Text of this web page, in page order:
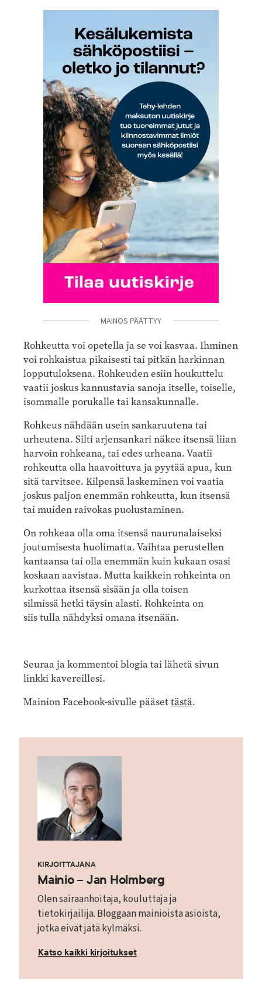
MAINOS PÄÄTTYY
Rohkeutta voi opetella ja se voi kasvaa. Ihminen
voi rohkaistua pikaisesti tai pitkän harkinnan
lopputuloksena. Rohkeuden esiin houkuttelu
vaatii joskus kannustavia sanoja itselle, toiselle,
isommalle porukalle tai kansakunnalle.
Rohkeus nähdään usein sankaruutena tai
urheutena. Silti arjensankari näkee itsensä liian
harvoin rohkeana, tai edes urheana. Vaatii
rohkeutta olla haavoittuva ja pyytää apua, kun
sitä tarvitsee. Kilpensä laskeminen voi vaatia
joskus paljon enemmän rohkeutta, kun itsensä
tai muiden raivokas puolustaminen.
On rohkeaa olla oma itsensä naurunalaiseksi
joutumisesta huolimatta. Vaihtaa perustellen
kantaansa tai olla enemmän kuin kukaan osasi
koskaan aavistaa. Mutta kaikkein rohkeinta on
kurkottaa itsensä sisään ja olla toisen
silmissä hetki täysin alasti. Rohkeinta on
siis tulla nähdyksi omana itsenään.
Seuraa ja kommentoi blogia tai lähetä sivun
linkki kavereillesi.
Mainion Facebook-sivulle pääsettästä.
KIRJOITTAJANA
Mainio – Jan Holmberg
Olen sairaanhoitaja, kouluttaja ja
tietokirjailija. Bloggaan mainioista asioista,
jotka eivät jätä kylmäksi.
Katso kaikki kirjoitukset